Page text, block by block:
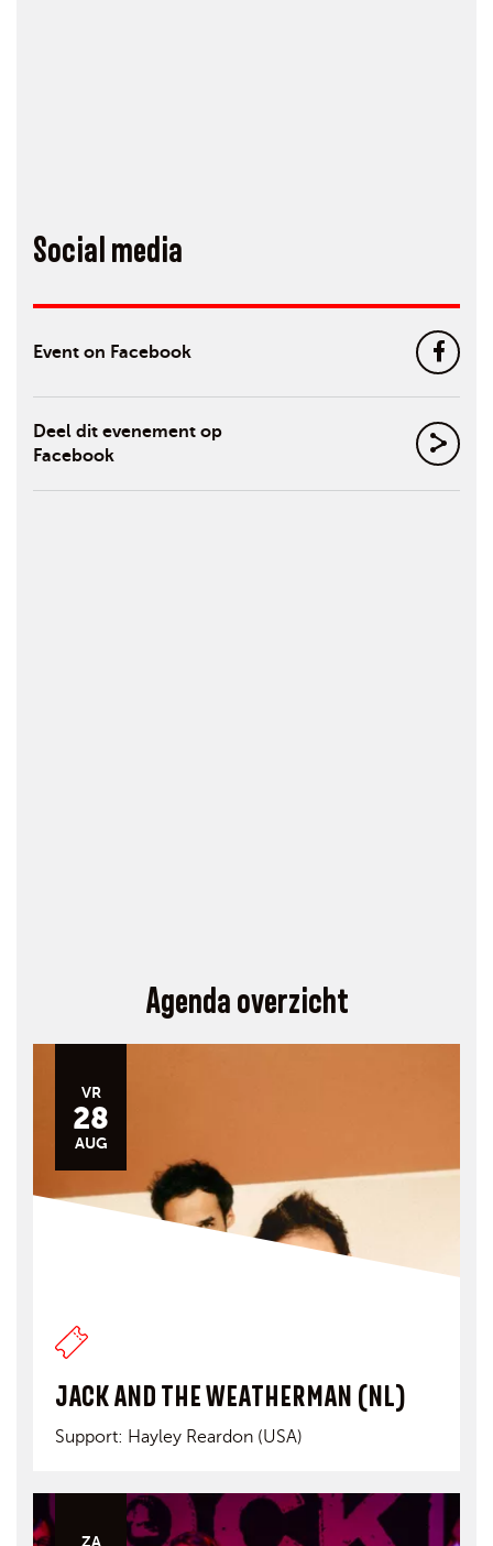
Social media
Event on Facebook
Deel dit evenement op
Facebook
Agenda overzicht
VR
28
AUG
JACK AND THE WEATHERMAN (NL)
Support: Hayley Reardon (USA)
ZA